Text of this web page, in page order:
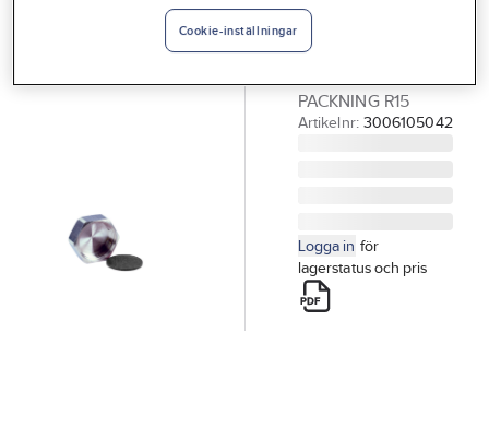
metall, inv gg
med packning
PACKNING R15
Artikelnr: 3006105042
Logga in för
lagerstatus och pris
Cookie-inställningar